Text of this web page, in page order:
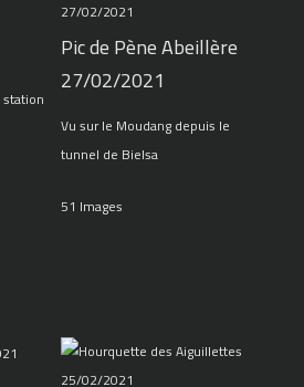
Pic de Pène Abeillère
27/02/2021
Vu sur le Moudang depuis le
tunnel de Bielsa
51 Images